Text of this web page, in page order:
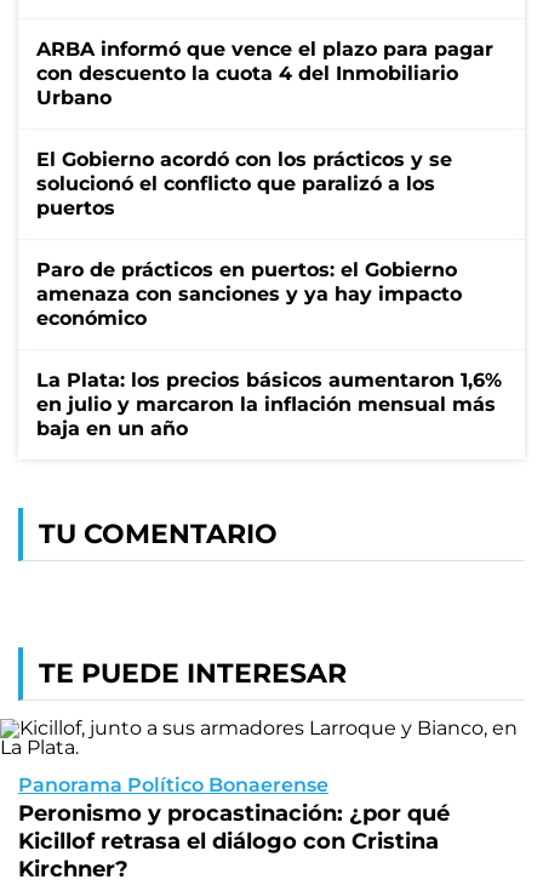
ARBA informó que vence el plazo para pagar
con descuento la cuota 4 del Inmobiliario
Urbano
El Gobierno acordó con los prácticos y se
solucionó el conflicto que paralizó a los
puertos
Paro de prácticos en puertos: el Gobierno
amenaza con sanciones y ya hay impacto
económico
La Plata: los precios básicos aumentaron 1,6%
en julio y marcaron la inflación mensual más
baja en un año
TU COMENTARIO
TE PUEDE INTERESAR
Panorama Político Bonaerense
Peronismo y procastinación: ¿por qué
Kicillof retrasa el diálogo con Cristina
Kirchner?